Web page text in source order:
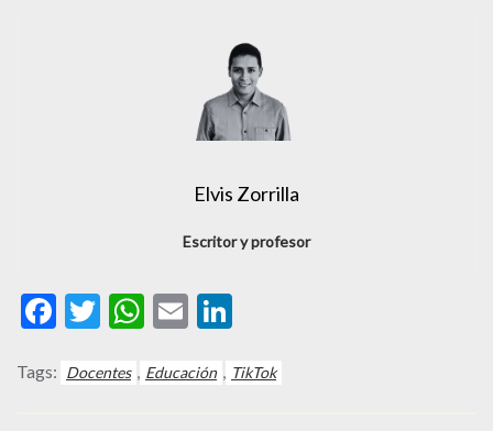
Elvis Zorrilla
Escritor y profesor
Facebook
Twitter
WhatsApp
Email
Tags: Docentes Educación TikTok